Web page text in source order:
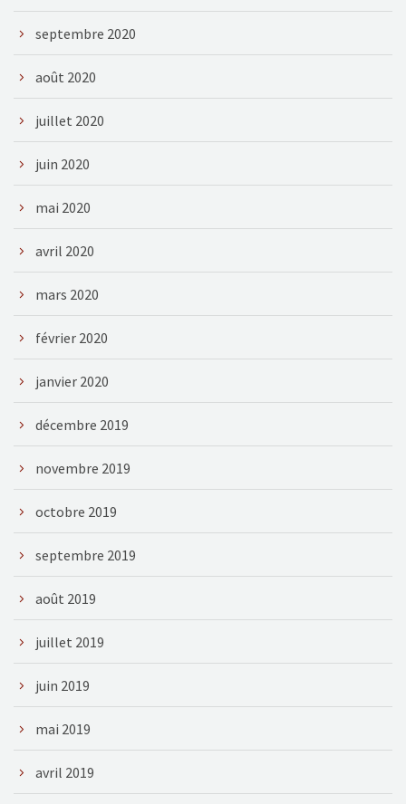
septembre 2020
août 2020
juillet 2020
juin 2020
mai 2020
avril 2020
mars 2020
février 2020
janvier 2020
décembre 2019
novembre 2019
octobre 2019
septembre 2019
août 2019
juillet 2019
juin 2019
mai 2019
avril 2019